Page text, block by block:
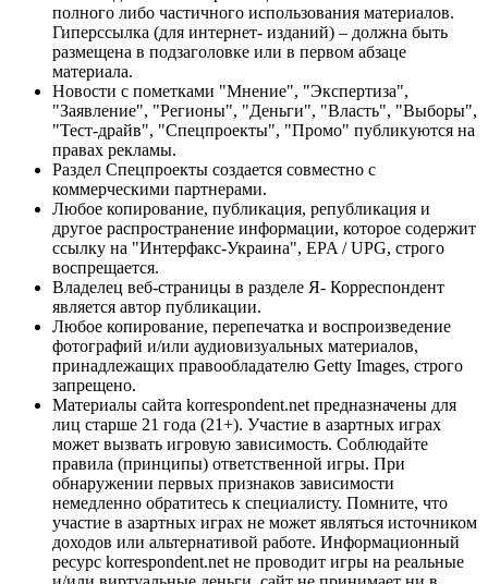
полного либо частичного использования материалов.
Гиперссылка (для интернет- изданий) – должна быть
размещена в подзаголовке или в первом абзаце
материала.
Новости с пометками "Мнение", "Экспертиза",
"Заявление", "Регионы", "Деньги", "Власть", "Выборы",
"Тест-драйв", "Спецпроекты", "Промо" публикуются на
правах рекламы.
Раздел Спецпроекты создается совместно с
коммерческими партнерами.
Любое копирование, публикация, републикация и
другое распространение информации, которое содержит
ссылку на "Интерфакс-Украина", EPA / UPG, строго
воспрещается.
Владелец веб-страницы в разделе Я- Корреспондент
является автор публикации.
Любое копирование, перепечатка и воспроизведение
фотографий и/или аудиовизуальных материалов,
принадлежащих правообладателю Getty Images, строго
запрещено.
Материалы сайта korrespondent.net предназначены для
лиц старше 21 года (21+). Участие в азартных играх
может вызвать игровую зависимость. Соблюдайте
правила (принципы) ответственной игры. При
обнаружении первых признаков зависимости
немедленно обратитесь к специалисту. Помните, что
участие в азартных играх не может являться источником
доходов или альтернативой работе. Информационный
ресурс korrespondent.net не проводит игры на реальные